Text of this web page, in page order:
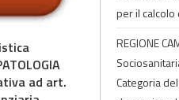
ad art.
per il
REGIONE
Categoria